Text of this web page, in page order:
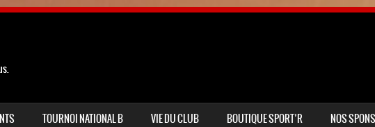
TOURNOI NATIONAL B VIE DU CLUB BOUTIQUE SPORT’R
NOS